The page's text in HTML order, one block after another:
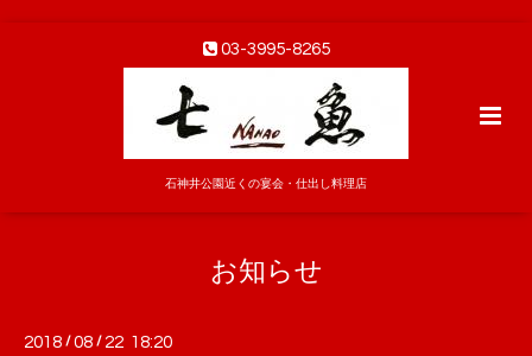
03-3995-8265
石神井公園近くの宴会・仕出し料理店
お知らせ
2018 /08 / 22 18:20